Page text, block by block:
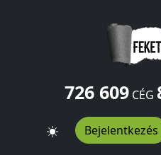
726 609CÉG
Bejelentkezés